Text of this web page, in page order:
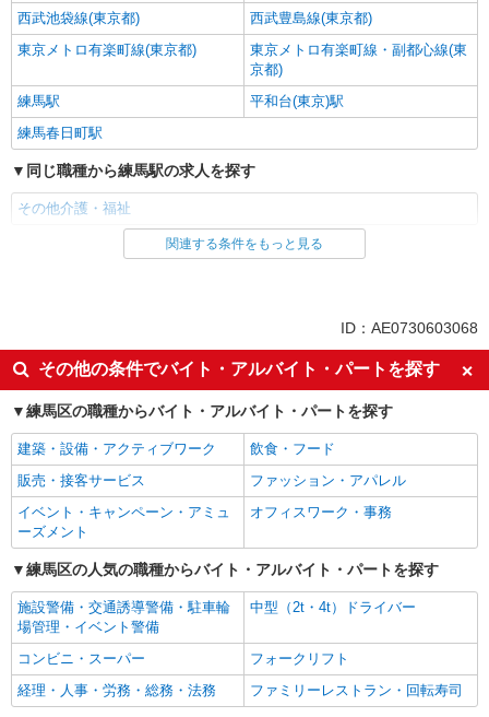
西武池袋線(東京都)
西武豊島線(東京都)
東京メトロ有楽町線(東京都)
東京メトロ有楽町線・副都心線(東
京都)
練馬駅
平和台(東京)駅
練馬春日町駅
同じ職種から練馬駅の求人を探す
その他介護・福祉
同じ雇用形態から練馬駅の求人を探す
入社日応相談
未経験歓迎
経験者・有資格者歓迎
新卒・第二新卒歓迎
女性活躍中
主婦・主夫歓迎
フリーター歓迎
学歴不問
ブランクOK
ミドル（40代～）活躍中
エルダー（50代～）活躍中
シニア（60代～）活躍中
高収入・高額
ボーナス・賞与あり
昇給あり
完全週休2日制
フルタイム歓迎
禁煙・分煙
駅直結・駅チカ
車通勤OK
バイク通勤OK
自転車通勤OK
残業少なめ（月20h未満）
交通費支給
関連する条件をもっと見る
ID：AE0730603068
その他の条件でバイト・アルバイト・パートを探す
練馬区の職種からバイト・アルバイト・パートを探す
建築・設備・アクティブワーク
飲食・フード
販売・接客サービス
ファッション・アパレル
イベント・キャンペーン・アミュ
ーズメント
オフィスワーク・事務
練馬区の人気の職種からバイト・アルバイト・パートを探す
施設警備・交通誘導警備・駐車輪
場管理・イベント警備
中型（2t・4t）ドライバー
コンビニ・スーパー
フォークリフト
経理・人事・労務・総務・法務
ファミリーレストラン・回転寿司